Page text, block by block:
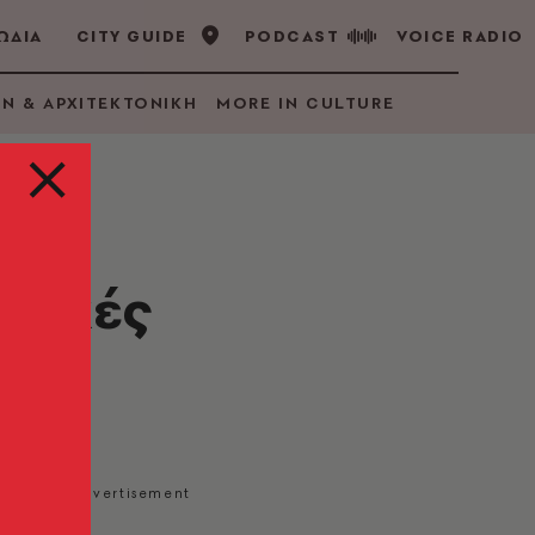
CITY GUIDE PODCAST VOICE RADIO
& ΑΡΧΙΤΕΚΤΟΝΙΚΗ MORE IN CULTURE